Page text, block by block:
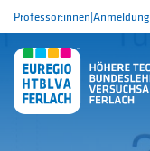
Professor:innen|Anmeldung